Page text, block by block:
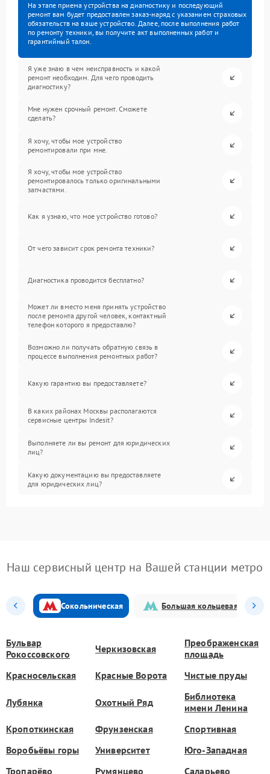
На этапе приема устройства на диагностику и последующий
ремонт вам будет предоставлен заказ-наряд с указанием страховых
обязательств на ваше устройство. Далее, после выполнения работ
по ремонту техники, вы получите акт выполненных работ и
гарантийный талон.
Я уже знаю в чем неисправность и какой
ремонт необходим. Для чего проводить
диагностику?
Мне нужен срочный ремонт. Сможете
сделать?
Я хочу, чтобы мое устройство
ремонтировали при мне.
Я хочу, чтобы мое устройство
ремонтировалось только оригинальными
запчастями.
Как я узнаю, что мое устройство готово?
От чего зависит срок ремонта техники?
Диагностика проводится бесплатно?
Может ли вместо меня принять устройство
после ремонта другой человек, контактный
телефон которого я предоставлю?
Возможно ли получать обратную связь в
процессе выполнения ремонтных работ?
Какую гарантию вы предоставляете?
В каких районах Москвы располагаются
сервисные центры Indesit?
Выполняете ли вы ремонт для юридических
лиц?
Какую документацию вы предоставляете
для юридических лиц?
Наш сервисный центр на Вашей станции метро
Сокольническая Большая кольцевая
Бульвар
Рокоссовского
Черкизовская
Преображенская
площадь
Красносельская
Красные Ворота Чистые пруды
Лубянка Охотный Ряд
Библиотека
имени Ленина
Кропоткинская
Фрунзенская
Спортивная
Воробьёвы горы
Университет
Юго-Западная
Тропарёво
Румянцево Саларьево